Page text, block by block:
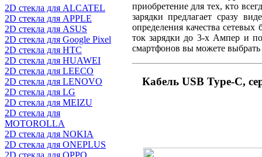
2D стекла для ALCATEL
2D стекла для APPLE
2D стекла для ASUS
2D стекла для Google Pixel
2D стекла для HTC
2D стекла для HUAWEI
2D стекла для LEECO
2D стекла для LENOVO
2D стекла для LG
2D стекла для MEIZU
2D стекла для
MOTOROLLA
2D стекла для NOKIA
2D стекла для ONEPLUS
2D стекла для OPPO
приобретение для тех, кто
зарядки предлагает сразу
определения качества
ток зарядки до 3-х Ампер и
смартфонов вы можете выбрать
Кабель USB Type-C,